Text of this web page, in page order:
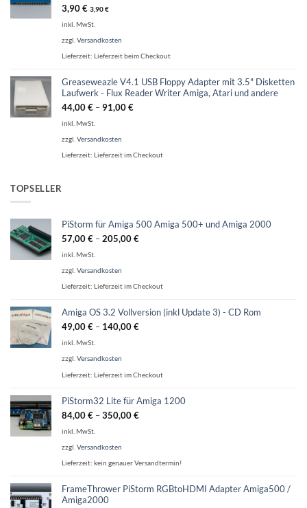
3,90€ 3,90€
inkl. MwSt.
zzgl. Versandkosten
Lieferzeit: Lieferzeit beim Checkout
Greaseweazle V4.1 USB Floppy Adapter mit 3.5" Disketten
Laufwerk - Flux Reader Writer Amiga, Atari und andere
44,00€ –91,00€
inkl. MwSt.
zzgl. Versandkosten
Lieferzeit: Lieferzeit im Checkout
TOPSELLER
PiStorm für Amiga 500 Amiga 500+ und Amiga 2000
57,00€ –205,00€
inkl. MwSt.
zzgl. Versandkosten
Lieferzeit: Lieferzeit im Checkout
Amiga OS 3.2 Vollversion (inkl Update 3) - CD Rom
49,00€ – 140,00€
inkl. MwSt.
zzgl.Versandkosten
Lieferzeit: Lieferzeit im Checkout
PiStorm32 Lite für Amiga 1200
84,00€ –350,00€
inkl. MwSt.
zzgl. Versandkosten
Lieferzeit: kein genauer Versandtermin!
FrameThrower PiStorm RGBtoHDMI Adapter Amiga500 /
Amiga2000